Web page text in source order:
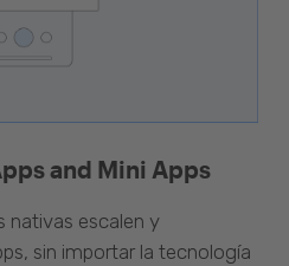
and Mini Apps
nativas escalen y
sin importar la tecnología